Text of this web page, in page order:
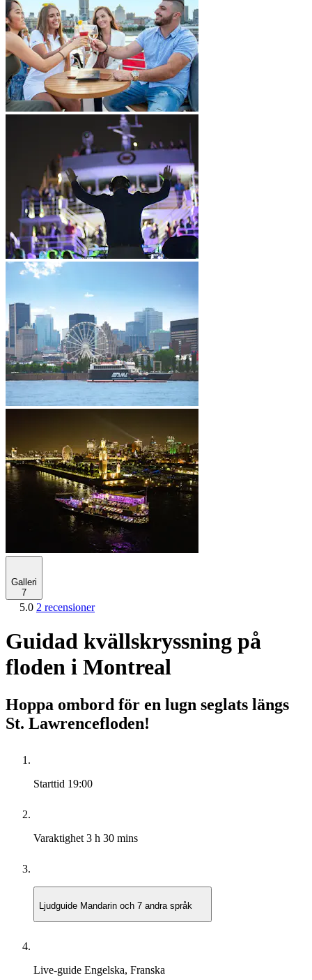
Galleri
7
5.0 2 recensioner
Guidad kvällskryssning på
floden i Montreal
Hoppa ombord för en lugn seglats längs
St. Lawrencefloden!
Starttid 19:00
Varaktighet 3 h 30 mins
Ljudguide Mandarin och 7 andra språk
Live-guide Engelska, Franska